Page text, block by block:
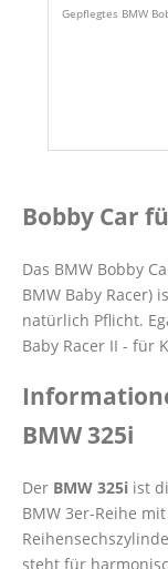
Gepflegtes BMW
Bobby Car
Das BMW Bobby
BMW Baby Racer)
natürlich Pflicht.
Baby Racer II - für
BMW 325i
Der BMW 325i ist
BMW 3er-Reihe
steht für